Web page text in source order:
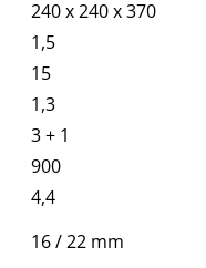
240 x 240 x 370
1,5
15
1,3
3 + 1
900
4,4
16 / 22 mm